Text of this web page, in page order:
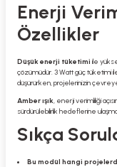
Enerji
Özellikler
Düşük enerji tüketimi ile
çözümüdür. 3 Watt güç tüketimi
düşürürken, projelerinizin
Amber ışık, enerji verimliliği
sürdürülebilirlik hedeflerine
Sıkça
Bu modül hangi